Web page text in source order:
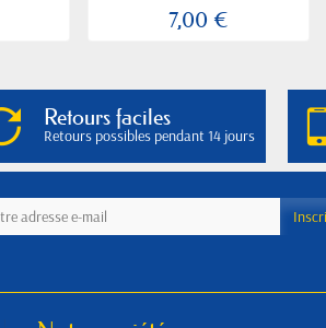
7,00 €
Retours faciles
Retours possibles pendant 14 jours